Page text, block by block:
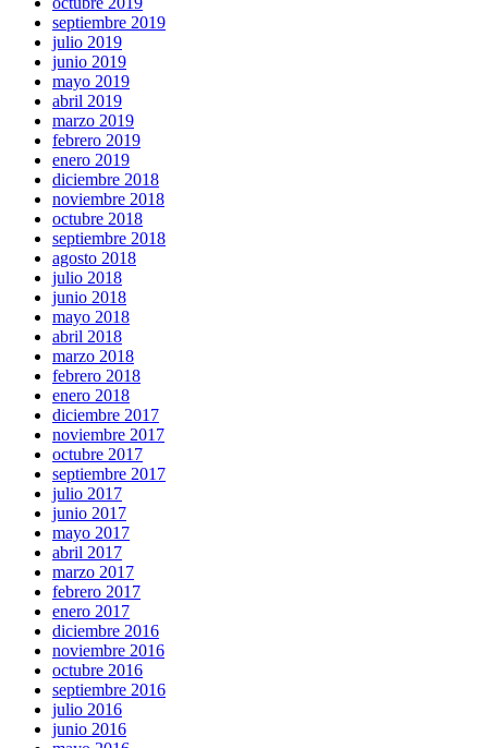
septiembre 2019
julio 2019
junio 2019
mayo 2019
abril 2019
marzo 2019
febrero 2019
enero 2019
diciembre 2018
noviembre 2018
octubre 2018
septiembre 2018
agosto 2018
julio 2018
junio 2018
mayo 2018
abril 2018
marzo 2018
febrero 2018
enero 2018
diciembre 2017
noviembre 2017
octubre 2017
septiembre 2017
julio 2017
junio 2017
mayo 2017
abril 2017
marzo 2017
febrero 2017
enero 2017
diciembre 2016
noviembre 2016
octubre 2016
septiembre 2016
julio 2016
junio 2016